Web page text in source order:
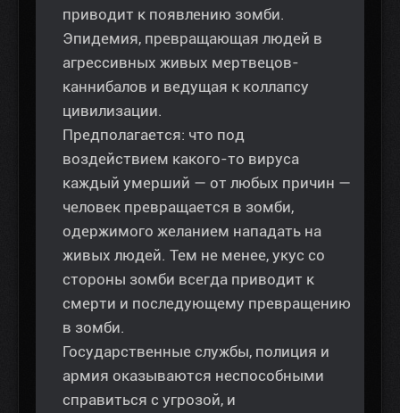
приводит к появлению зомби.
Эпидемия, превращающая людей в
агрессивных живых мертвецов-
каннибалов и ведущая к коллапсу
цивилизации.
Предполагается: что под
воздействием какого-то вируса
каждый умерший — от любых причин —
человек превращается в зомби,
одержимого желанием нападать на
живых людей. Тем не менее, укус со
стороны зомби всегда приводит к
смерти и последующему превращению
в зомби.
Государственные службы, полиция и
армия оказываются неспособными
справиться с угрозой, и